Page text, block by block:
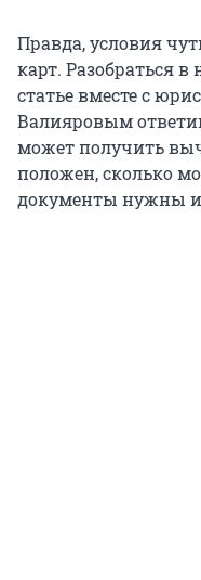
Правда, условия
карт. Разобраться
статье вместе с
Валияровым
может получить
положен, сколько
документы нужны и